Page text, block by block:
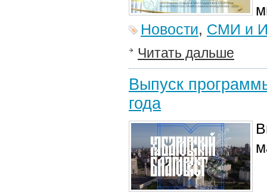
Новости, СМИ и
Читать дальше
Выпуск
года